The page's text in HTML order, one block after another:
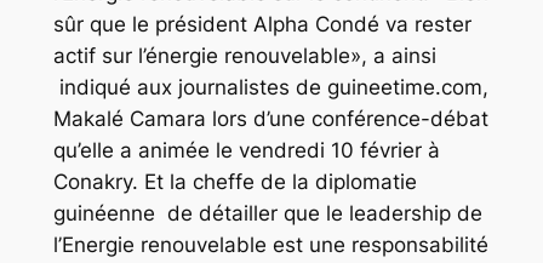
sûr que le président Alpha Condé va rester
actif sur l’énergie renouvelable», a ainsi
indiqué aux journalistes de guineetime.com,
Makalé Camara lors d’une conférence-débat
qu’elle a animée le vendredi 10 février à
Conakry. Et la cheffe de la diplomatie
guinéenne de détailler que le leadership de
l’Energie renouvelable est une responsabilité